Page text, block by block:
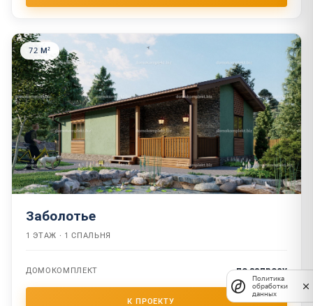
72 М²
Заболотье
1 ЭТАЖ · 1 СПАЛЬНЯ
ДОМОКОМПЛЕКТ по запросу
Политика
обработки
данных